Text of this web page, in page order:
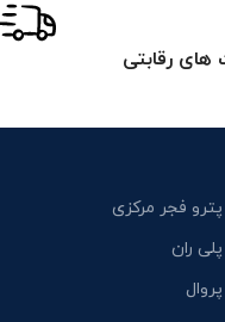
رقابتی
پترو فجر مرکزی
پلی ران
پروال